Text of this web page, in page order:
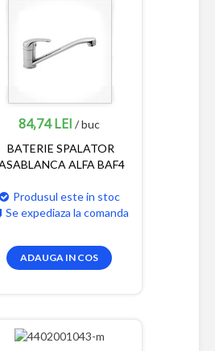
84,74 LEI / buc
BATERIE SPALATOR
ALFA BAF4
Produsul este in stoc
Se expediaza la comanda
ADAUGA IN COS